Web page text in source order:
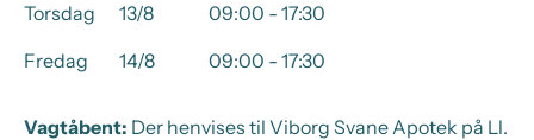
Torsdag
13/8
09:00 - 17:30
Fredag
14/8 09:00 - 17:30
Vagtåbent: Der henvises til Viborg Svane Apotek på Ll.